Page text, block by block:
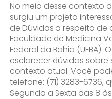
No meio desse contexto
surgiu um projeto
de Dúvidas a respeito de
Faculdade de Medicina
Federal da Bahia (UFBA).
esclarecer dúvidas
contexto atual. Você
telefone: (71) 3283-6736,
Segunda a Sexta das 8 às